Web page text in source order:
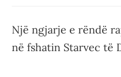
Një ngjarje e rëndë
në fshatin Starvec të